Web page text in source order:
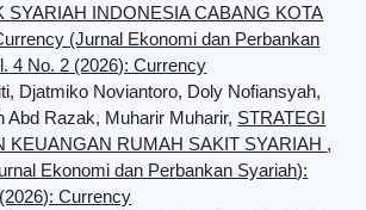
SYARIAH INDONESIA CABANG KOTA
(Jurnal Ekonomi dan Perbankan
4 No. 2 (2026): Currency
Djatmiko Noviantoro, Doly Nofiansyah,
Abd Razak, Muharir Muharir, STRATEGI
KEUANGAN RUMAH SAKIT SYARIAH ,
Ekonomi dan Perbankan Syariah):
Currency